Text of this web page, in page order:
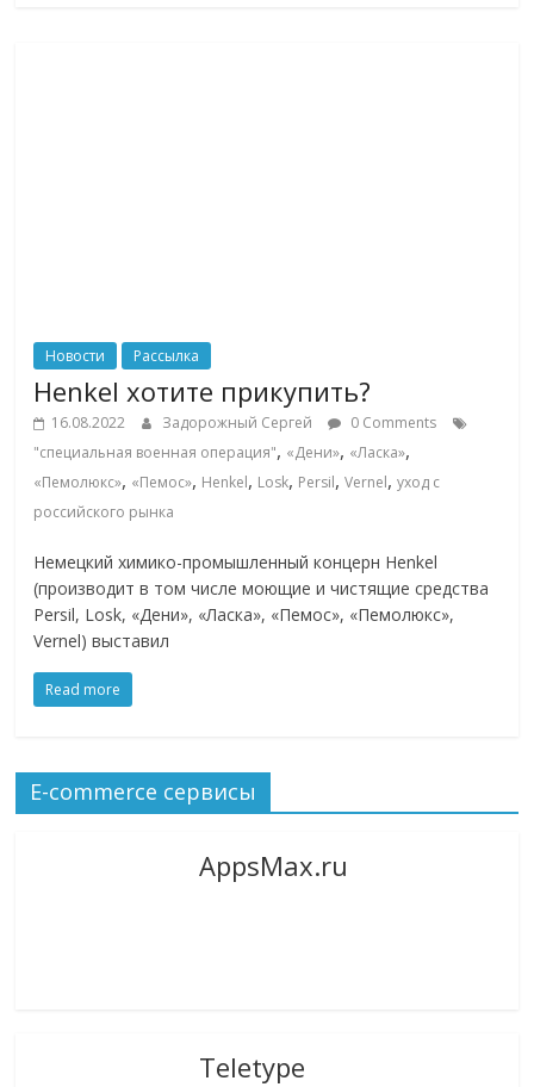
обсудить
эти
изменения
читателем.
Новости Рассылка
Henkel хотите прикупить?
16.08.2022 Задорожный Сергей
0 Comments
"специальная военная операция", «Дени», «Ласка»,
«Пемолюкс», «Пемос», Henkel, Losk, Persil,Vernel,уход с
российского рынка
Немецкий химико-промышленный концерн Henkel
(производит в том числе моющие и чистящие средства
Persil, Losk, «Дени», «Ласка», «Пемос», «Пемолюкс»,
Vernel) выставил
Read more
E-commerce сервисы
AppsMax.ru
Teletype